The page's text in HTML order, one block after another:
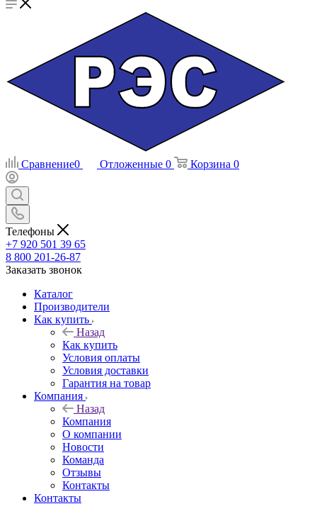
Сравнение0 Отложенные 0 Корзина 0
Телефоны
+7 920 501 39 65
8 800 201-26-87
Заказать звонок
Каталог
Производители
Как купить
Назад
Как купить
Условия оплаты
Условия доставки
Гарантия на товар
Компания
Назад
Компания
О компании
Новости
Команда
Отзывы
Контакты
Контакты